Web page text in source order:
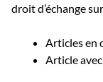
droit d’échange
Articles en
Article